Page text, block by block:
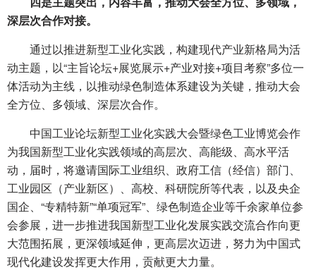
深层次合作对接。
通过以推进新型工业化实践，构建现代产业新格局为活
动主题，以“主旨论坛+展览展示+产业对接+项目考察”多位一
体活动为主线，以推动绿色制造体系建设为关键，推动大会
全方位、多领域、深层次合作。
中国工业论坛新型工业化实践大会暨绿色工业博览会作
为我国新型工业化实践领域的高层次、高能级、高水平活
动，届时，将邀请国际工业组织、政府工信（经信）部门、
工业园区（产业新区）、高校、科研院所等代表，以及央企
国企、“专精特新”“单项冠军”、绿色制造企业等千余家单位参
会参展，进一步推进我国新型工业化发展实践交流合作向更
大范围拓展，更深领域延伸，更高层次迈进，努力为中国式
现代化建设发挥更大作用，贡献更大力量。